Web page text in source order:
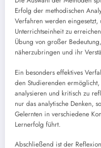
Erfolg der methodischen
Verfahren werden
Unterrichtseinheit zu
Übung von großer
näherzubringen und ihr
Ein besonders effektives
den Studierenden
analysieren und kritisch zu
nur das analytische Denken,
Gelernten in verschiedene
Lernerfolg führt.
Abschließend ist der